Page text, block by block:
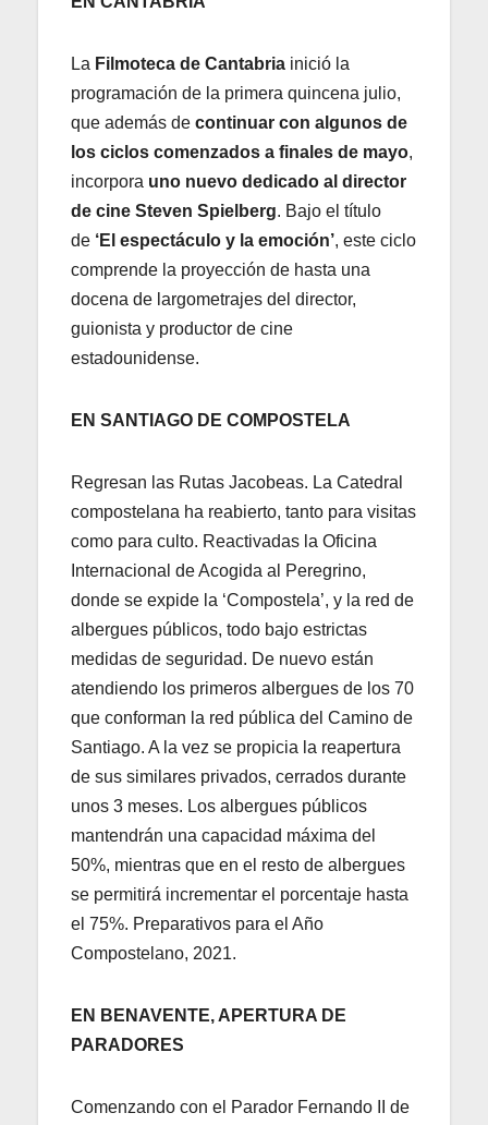
La Filmoteca de Cantabria inició la
programación de la primera quincena julio,
que además de continuar con algunos de
los ciclos comenzados a finales de mayo,
incorpora uno nuevo dedicado al director
de cine Steven Spielberg. Bajo el título
de ‘El espectáculo y la emoción’, este ciclo
comprende la proyección de hasta una
docena de largometrajes del director,
guionista y productor de cine
estadounidense.
EN SANTIAGO DE COMPOSTELA
Regresan las Rutas Jacobeas. La Catedral
compostelana ha reabierto, tanto para visitas
como para culto. Reactivadas la Oficina
Internacional de Acogida al Peregrino,
donde se expide la ‘Compostela’, y la red de
albergues públicos, todo bajo estrictas
medidas de seguridad. De nuevo están
atendiendo los primeros albergues de los 70
que conforman la red pública del Camino de
Santiago. A la vez se propicia la reapertura
de sus similares privados, cerrados durante
unos 3 meses. Los albergues públicos
mantendrán una capacidad máxima del
50%, mientras que en el resto de albergues
se permitirá incrementar el porcentaje hasta
el 75%. Preparativos para el Año
Compostelano, 2021.
EN BENAVENTE, APERTURA DE
PARADORES
Comenzando con el Parador Fernando II de